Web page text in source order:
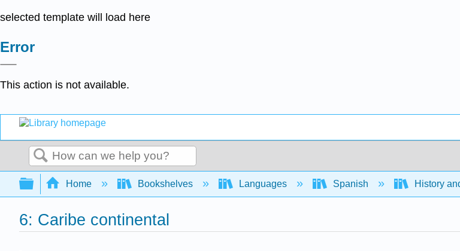
selected template will load here
Error
This action is not available.
Search
Expand/collapse global hierarchy
Home Bookshelves Languages Spanish History
6: Caribe continental